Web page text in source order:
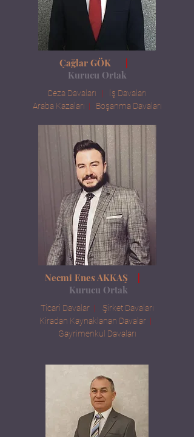
Çağlar GÖK
Kurucu Ortak
Ceza Davaları | İş Davaları
Araba Kazaları | Boşanma Davaları
Necmi Enes AKKAŞ
Kurucu Ortak
Ticari Davalar |
Şirket Davaları
Kiradan Kaynaklanan Davalar |
Gayrimenkul Davaları